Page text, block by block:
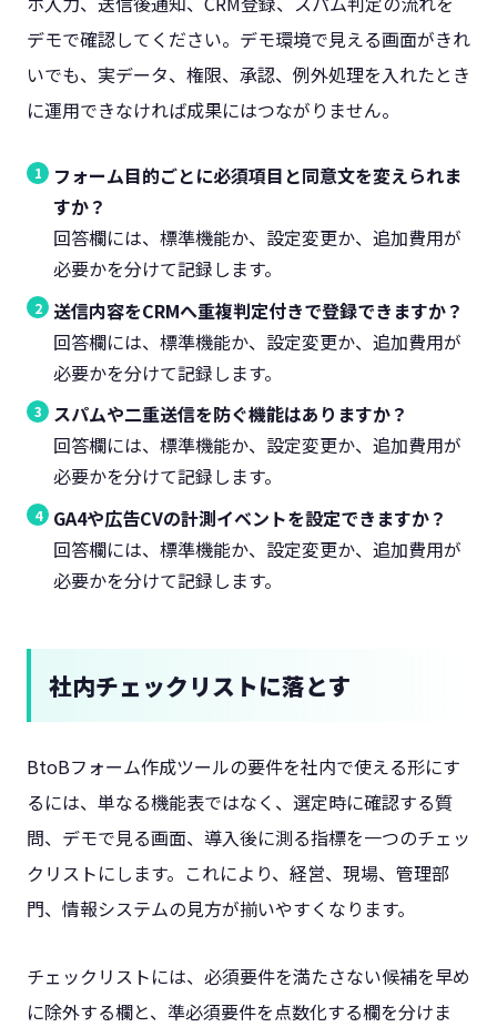
デモで確認してください。デモ環境で見える画面がきれ
いでも、実データ、権限、承認、例外処理を入れたとき
に運用できなければ成果にはつながりません。
フォーム目的ごとに必須項目と同意文を変えられま
すか？
回答欄には、標準機能か、設定変更か、追加費用が
必要かを分けて記録します。
送信内容をCRMへ重複判定付きで登録できますか？
回答欄には、標準機能か、設定変更か、追加費用が
必要かを分けて記録します。
スパムや二重送信を防ぐ機能はありますか？
回答欄には、標準機能か、設定変更か、追加費用が
必要かを分けて記録します。
GA4や広告CVの計測イベントを設定できますか？
回答欄には、標準機能か、設定変更か、追加費用が
必要かを分けて記録します。
社内チェックリストに落とす
BtoBフォーム作成ツールの要件を社内で使える形にす
るには、単なる機能表ではなく、選定時に確認する質
問、デモで見る画面、導入後に測る指標を一つのチェッ
クリストにします。これにより、経営、現場、管理部
門、情報システムの見方が揃いやすくなります。
チェックリストには、必須要件を満たさない候補を早め
に除外する欄と、準必須要件を点数化する欄を分けま